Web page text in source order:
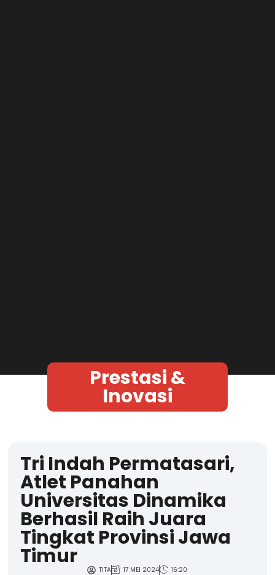
Prestasi &
Inovasi
Tri Indah Permatasari,
Atlet Panahan
Universitas Dinamika
Berhasil Raih Juara
Tingkat Provinsi Jawa
Timur
TITA 17 MEI 2024 16:20